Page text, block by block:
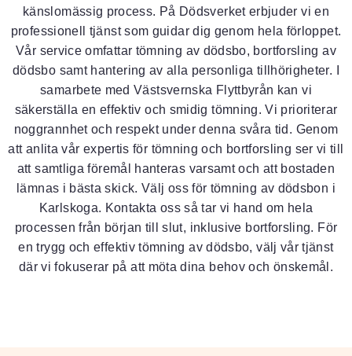
känslomässig process. På Dödsverket erbjuder vi en
professionell tjänst som guidar dig genom hela förloppet.
Vår service omfattar tömning av dödsbo, bortforsling av
dödsbo samt hantering av alla personliga tillhörigheter. I
samarbete med Västsvernska Flyttbyrån kan vi
säkerställa en effektiv och smidig tömning. Vi prioriterar
noggrannhet och respekt under denna svåra tid. Genom
att anlita vår expertis för tömning och bortforsling ser vi till
att samtliga föremål hanteras varsamt och att bostaden
lämnas i bästa skick. Välj oss för tömning av dödsbon i
Karlskoga. Kontakta oss så tar vi hand om hela
processen från början till slut, inklusive bortforsling. För
en trygg och effektiv tömning av dödsbo, välj vår tjänst
där vi fokuserar på att möta dina behov och önskemål.